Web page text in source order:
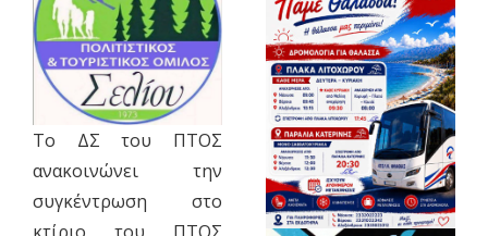
Το ΔΣ του ΠΤΟΣ
ανακοινώνει την
συγκέντρωση στο